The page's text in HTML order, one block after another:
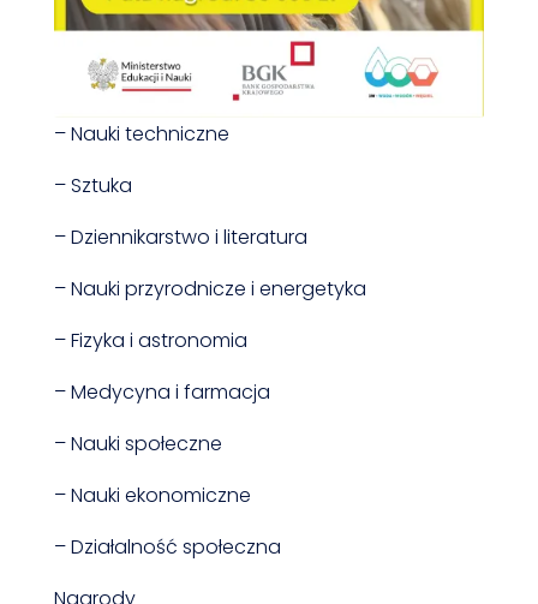
– Nauki techniczne
– Sztuka
– Dziennikarstwo i literatura
– Nauki przyrodnicze i energetyka
– Fizyka i astronomia
– Medycyna i farmacja
– Nauki społeczne
– Nauki ekonomiczne
– Działalność społeczna
Nagrody